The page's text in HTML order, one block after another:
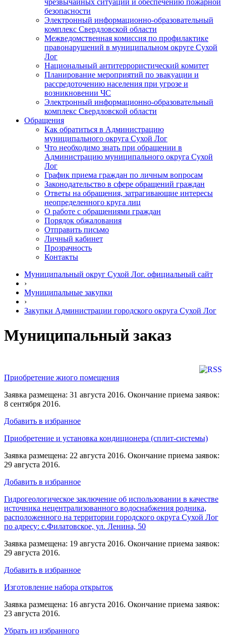
чрезвычайных ситуаций и обеспечению пожарной
безопасности
Электронный информационно-образовательный
комплекс Cвердловской области
Межведомственная комиссия по профилактике
правонарушений в муниципальном округе Сухой
Лог
Национальный антитеррористический комитет
Планирование мероприятий по эвакуации и
рассредоточению населения при угрозе и
возникновении ЧС
Электронный информационно-образовательный
комплекс Свердловской области
Обращения
Как обратиться в Администрацию
муниципального округа Сухой Лог
Что необходимо знать при обращении в
Администрацию муниципального округа Сухой
Лог
График приема граждан по личным вопросам
Законодательство в сфере обращений граждан
Ответы на обращения, затрагивающие интересы
неопределенного круга лиц
О работе с обращениями граждан
Порядок обжалования
Отправить письмо
Личный кабинет
Прозрачность
Контакты
Муниципальный округ Сухой Лог. официальный сайт
›
Муниципальные закупки
›
Закупки Администрации городского округа Сухой Лог
Муниципальный заказ
Приобретение жиого помещения
Заявка размещена: 31 августа 2016. Окончание приема заявок:
8 сентября 2016.
Добавить в избранное
Приобретение и установка кондиционера (сплит-системы)
Заявка размещена: 22 августа 2016. Окончание приема заявок:
29 августа 2016.
Добавить в избранное
Гидрогеологическое заключение об использовании в качестве
источника нецентрализованного водоснабжения родника,
расположенного на территории городского округа Сухой Лог
по адресу: с.Филатовское, ул. Ленина, 50
Заявка размещена: 19 августа 2016. Окончание приема заявок:
29 августа 2016.
Добавить в избранное
Изготовление набора открыток
Заявка размещена: 16 августа 2016. Окончание приема заявок:
23 августа 2016.
Убрать из избранного